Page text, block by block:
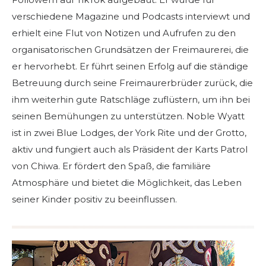
verschiedene Magazine und Podcasts interviewt und
erhielt eine Flut von Notizen und Aufrufen zu den
organisatorischen Grundsätzen der Freimaurerei, die
er hervorhebt. Er führt seinen Erfolg auf die ständige
Betreuung durch seine Freimaurerbrüder zurück, die
ihm weiterhin gute Ratschläge zuflüstern, um ihn bei
seinen Bemühungen zu unterstützen. Noble Wyatt
ist in zwei Blue Lodges, der York Rite und der Grotto,
aktiv und fungiert auch als Präsident der Karts Patrol
von Chiwa. Er fördert den Spaß, die familiäre
Atmosphäre und bietet die Möglichkeit, das Leben
seiner Kinder positiv zu beeinflussen.